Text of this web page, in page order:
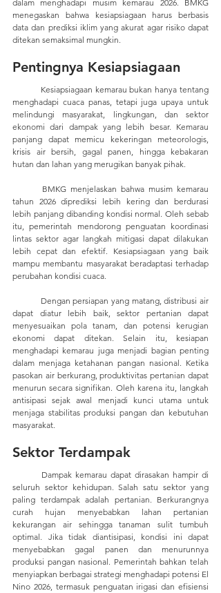
dalam menghadapi musim kemarau 2026. BMKG
menegaskan bahwa kesiapsiagaan harus berbasis
data dan prediksi iklim yang akurat agar risiko dapat
ditekan semaksimal mungkin.
Pentingnya Kesiapsiagaan
menghadapi cuaca panas, tetapi juga upaya untuk
melindungi masyarakat, lingkungan, dan sektor
ekonomi dari dampak yang lebih besar. Kemarau
panjang dapat memicu kekeringan meteorologis,
krisis air bersih, gagal panen, hingga kebakaran
hutan dan lahan yang merugikan banyak pihak.
tahun 2026 diprediksi lebih kering dan berdurasi
lebih panjang dibanding kondisi normal. Oleh sebab
itu, pemerintah mendorong penguatan koordinasi
lintas sektor agar langkah mitigasi dapat dilakukan
lebih cepat dan efektif. Kesiapsiagaan yang baik
mampu membantu masyarakat beradaptasi terhadap
perubahan kondisi cuaca.
dapat diatur lebih baik, sektor pertanian dapat
menyesuaikan pola tanam, dan potensi kerugian
ekonomi dapat ditekan. Selain itu, kesiapan
menghadapi kemarau juga menjadi bagian penting
dalam menjaga ketahanan pangan nasional. Ketika
pasokan air berkurang, produktivitas pertanian dapat
menurun secara signifikan. Oleh karena itu, langkah
antisipasi sejak awal menjadi kunci utama untuk
menjaga stabilitas produksi pangan dan kebutuhan
masyarakat.
Sektor Terdampak
seluruh sektor kehidupan. Salah satu sektor yang
paling terdampak adalah pertanian. Berkurangnya
curah hujan menyebabkan lahan pertanian
kekurangan air sehingga tanaman sulit tumbuh
optimal. Jika tidak diantisipasi, kondisi ini dapat
menyebabkan gagal panen dan menurunnya
produksi pangan nasional. Pemerintah bahkan telah
menyiapkan berbagai strategi menghadapi potensi El
Nino 2026, termasuk penguatan irigasi dan efisiensi